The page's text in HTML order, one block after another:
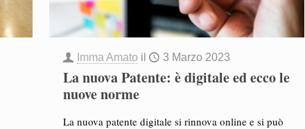
Imma Amato il 3 Marzo 2023
La nuova Patente: è digitale ed ecco le
nuove norme
La nuova patente digitale si rinnova online e si può